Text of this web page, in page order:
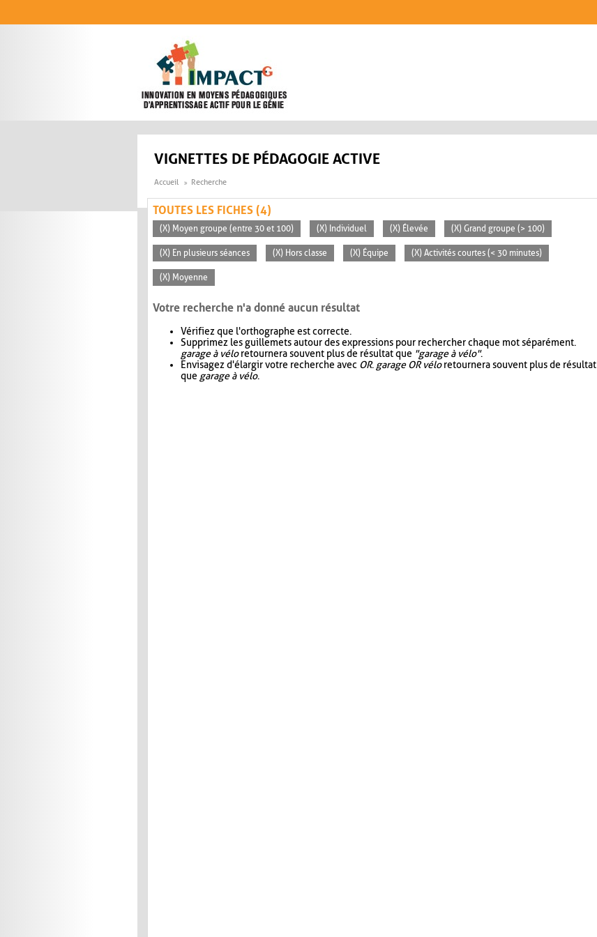
VIGNETTES DE PÉDAGOGIE ACTIVE
Accueil Recherche
TOUTES LES FICHES (4)
(X) Moyen groupe (entre 30 et 100) (X) Individuel (X) Élevée (X) Grand groupe (> 100)
(X) En plusieurs séances (X) Hors classe (X) Équipe (X) Activités courtes (< 30 minutes)
(X) Moyenne
Votre recherche n'a donné aucun résultat
Vérifiez que l'orthographe est correcte.
Supprimez les guillemets autour des expressions pour rechercher chaque mot séparément.
garage à véloretournera souvent plus de résultat que "garage à vélo".
Envisagez d'élargir votre recherche avec OR. garage OR véloretournera souvent plus de résultat
que garage à vélo.